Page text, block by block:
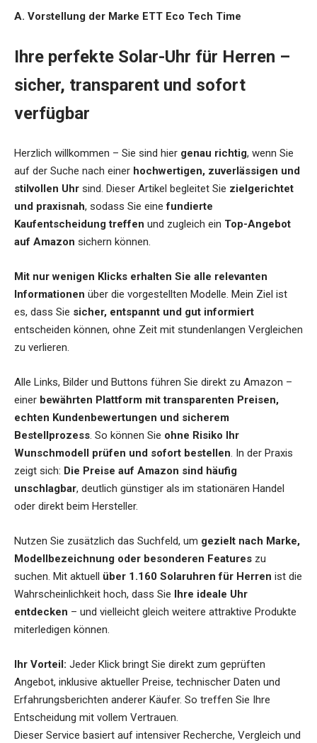
A. Vorstellung der Marke ETT Eco Tech Time
Ihre perfekte Solar-Uhr für Herren –
sicher, transparent und sofort
verfügbar
Herzlich willkommen – Sie sind hier genau richtig, wenn Sie
auf der Suche nach einer hochwertigen, zuverlässigen und
stilvollen Uhr sind. Dieser Artikel begleitet Sie zielgerichtet
und praxisnah, sodass Sie einefundierte
Kaufentscheidung treffen und zugleich ein Top-Angebot
auf Amazon sichern können.
Mit nur wenigen Klicks erhalten Sie alle relevanten
Informationen über die vorgestellten Modelle. Mein Ziel ist
es, dass Sie sicher, entspannt und gut informiert
entscheiden können, ohne Zeit mit stundenlangen Vergleichen
zu verlieren.
Alle Links, Bilder und Buttons führen Sie direkt zu Amazon –
einer bewährten Plattform mit transparenten Preisen,
echten Kundenbewertungen und sicherem
Bestellprozess. So können Sie ohne Risiko Ihr
Wunschmodell prüfen und sofort bestellen. In der Praxis
zeigt sich: Die Preise auf Amazon sind häufig
unschlagbar, deutlich günstiger als im stationären Handel
oder direkt beim Hersteller.
Nutzen Sie zusätzlich das Suchfeld, um gezielt nach Marke,
Modellbezeichnung oder besonderen Features zu
suchen. Mit aktuell über 1.160 Solaruhren für Herren ist die
Wahrscheinlichkeit hoch, dass Sie Ihre ideale Uhr
entdecken – und vielleicht gleich weitere attraktive Produkte
miterledigen können.
Ihr Vorteil: Jeder Klick bringt Sie direkt zum geprüften
Angebot, inklusive aktueller Preise, technischer Daten und
Erfahrungsberichten anderer Käufer. So treffen Sie Ihre
Entscheidung mit vollem Vertrauen.
Dieser Service basiert auf intensiver Recherche, Vergleich und